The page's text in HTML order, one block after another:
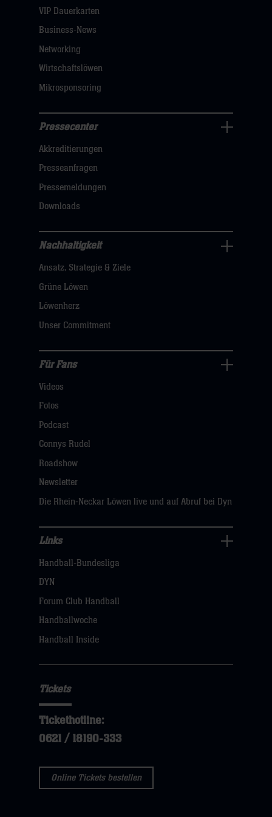
dann
klicken
VIP Dauerkarten
Business-News
Networking
Wirtschaftslöwen
Mikrosponsoring
Navigation
öffnen,
dann
klicken
hier
Pressecenter
Akkreditierungen
Presseanfragen
Pressemeldungen
Downloads
Nachhaltigkeit
Navigation
öffnen,
dann
hier
Nachhaltigkeit
Ansatz, Strategie & Ziele
Grüne Löwen
Löwenherz
Unser Commitment
Fans
Navigation
öffnen,
dann
hier
Für Fans
Videos
Fotos
Podcast
Connys Rudel
Roadshow
Newsletter
Die Rhein-Neckar Löwen live und auf Abruf bei Dyn
Navigation
öffnen,
dann
klicken
Links
Handball-Bundesliga
DYN
Forum Club Handball
Handballwoche
Handball Inside
Tickets
Tickethotline:
0621 / 18190-333
Online Tickets bestellen